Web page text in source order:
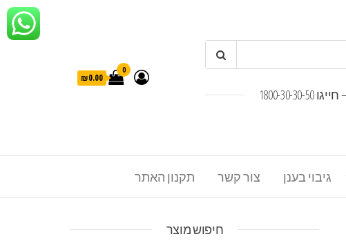
30-50
0
₪0.00
גיבוי בענן צור קשר תקנון האתר
חיפוש מוצר